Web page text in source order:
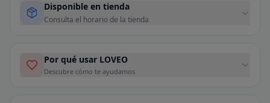
Disponible en tienda
Consulta el horario de la tienda
Por qué usar LOVEO
Descubre cómo te ayudamos